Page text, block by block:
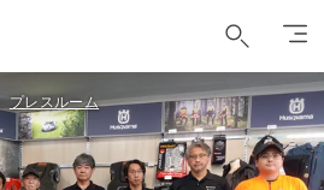
プレスルーム